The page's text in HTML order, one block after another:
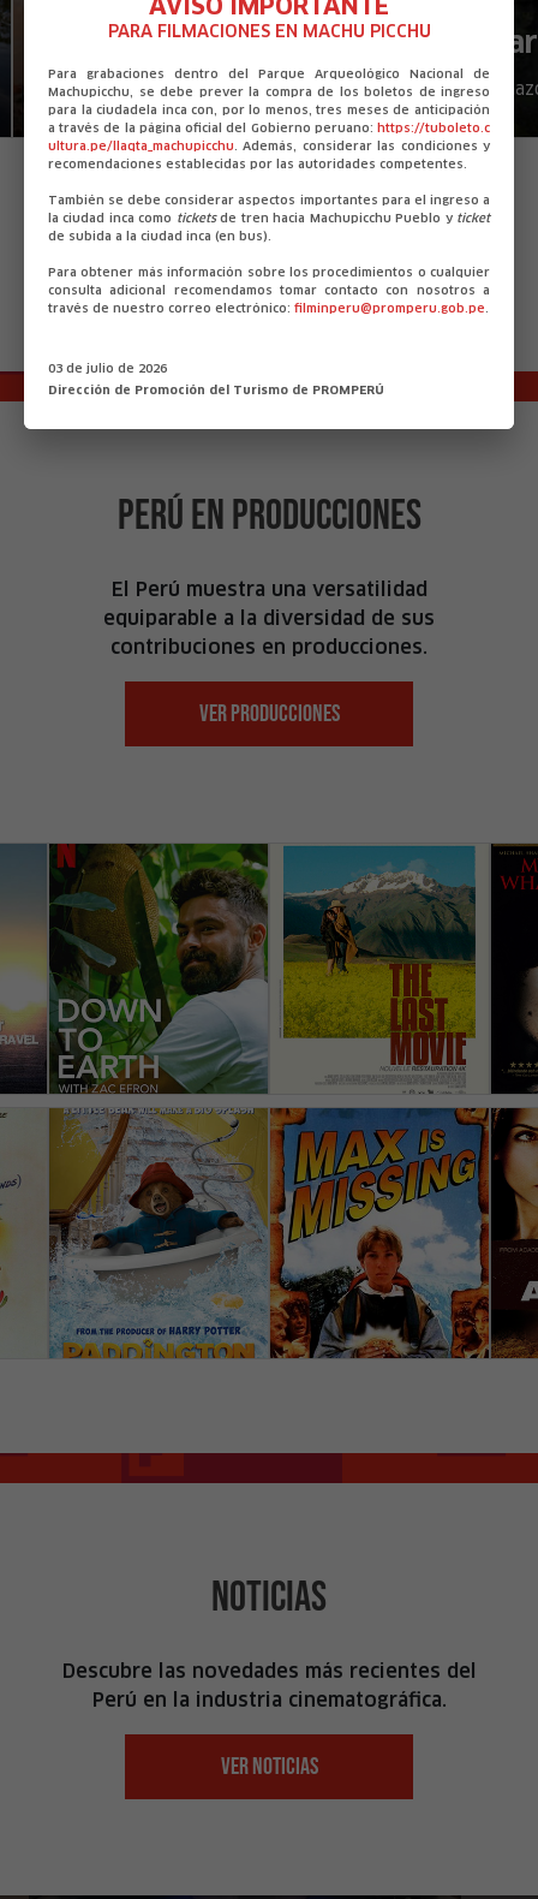
PARA FILMACIONES EN MACHU PICCHU
Para grabaciones dentro del Parque Arqueológico Nacional de
Machupicchu, se debe prever la compra de los boletos de ingreso
para la ciudadela inca con, por lo menos, tres meses de anticipación
a través de la página oficial del Gobierno peruano: https://tuboleto.c
ultura.pe/llaqta_machupicchu . Además, considerar las condiciones y
recomendaciones establecidas por las autoridades competentes.
También se debe considerar aspectos importantes para el ingreso a
la ciudad inca como ticketsde tren hacia Machupicchu Pueblo y ticket
de subida a la ciudad inca (en bus).
Para obtener más información sobre los procedimientos o cualquier
consulta adicional recomendamos tomar contacto con nosotros a
través de nuestro correo electrónico: filminperu@promperu.gob.pe
03 de julio de 2026
Dirección de Promoción del Turismo de PROMPERÚ
Maras - Moray
Cusco
VER TODAS LAS LOCACIONES
PERÚ EN PRODUCCIONES
El Perú muestra una versatilidad
equiparable a la diversidad de sus
contribuciones en producciones.
VER PRODUCCIONES
NOTICIAS
Descubre las novedades más recientes del
Perú en la industria cinematográfica.
VER NOTICIAS